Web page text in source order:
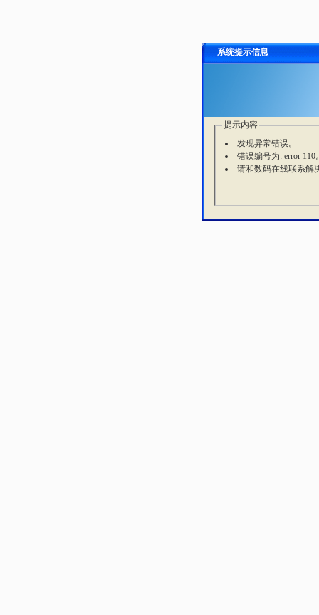
系统提示信息
提示内容
发现异常错误。
错误编号为: error 110
请和数码在线联系解